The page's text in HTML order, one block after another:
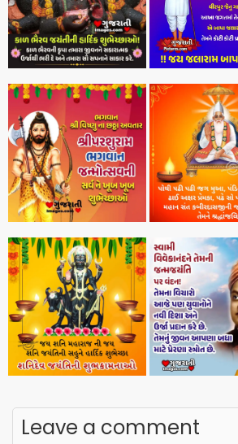
Leave a comment